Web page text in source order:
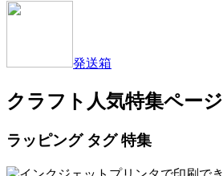
発送箱
クラフト人気特集ページ
ラッピング タグ 特集